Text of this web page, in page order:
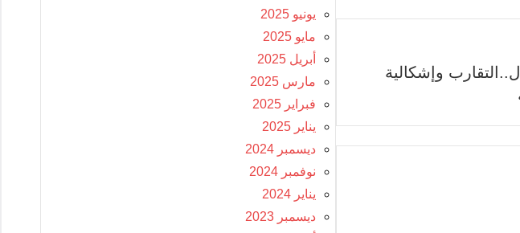
وإشكالية
يونيو 2025
مايو 2025
أبريل 2025
مارس 2025
فبراير 2025
يناير 2025
ديسمبر 2024
نوفمبر 2024
يناير 2024
ديسمبر 2023